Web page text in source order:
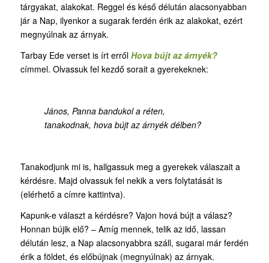
tárgyakat, alakokat. Reggel és késő délután alacsonyabban
jár a Nap, ilyenkor a sugarak ferdén érik az alakokat, ezért
megnyúlnak az árnyak.
Tarbay Ede verset is írt erről Hova bújt az árnyék?
címmel. Olvassuk fel kezdő sorait a gyerekeknek:
János, Panna bandukol a réten,
tanakodnak, hova bújt az árnyék délben?
Tanakodjunk mi is, hallgassuk meg a gyerekek válaszait a
kérdésre. Majd olvassuk fel nekik a vers folytatását is
(elérhető a címre kattintva).
Kapunk-e választ a kérdésre? Vajon hová bújt a válasz?
Honnan bújik elő? – Amíg mennek, telik az idő, lassan
délután lesz, a Nap alacsonyabbra száll, sugarai már ferdén
érik a földet, és előbújnak (megnyúlnak) az árnyak.